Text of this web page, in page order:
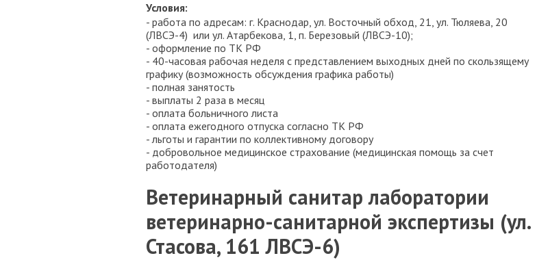
Условия:
- работа по адресам: г. Краснодар, ул. Восточный обход, 21, ул. Тюляева, 20
(ЛВСЭ-4) или ул. Атарбекова, 1, п. Березовый (ЛВСЭ-10);
- оформление по ТК РФ
- 40-часовая рабочая неделя с представлением выходных дней по скользящему
графику (возможность обсуждения графика работы)
- полная занятость
- выплаты 2 раза в месяц
- оплата больничного листа
- оплата ежегодного отпуска согласно ТК РФ
- льготы и гарантии по коллективному договору
- добровольное медицинское страхование (медицинская помощь за счет
работодателя)
Ветеринарный санитар лаборатории
ветеринарно-санитарной экспертизы (ул.
Стасова, 161 ЛВСЭ-6)